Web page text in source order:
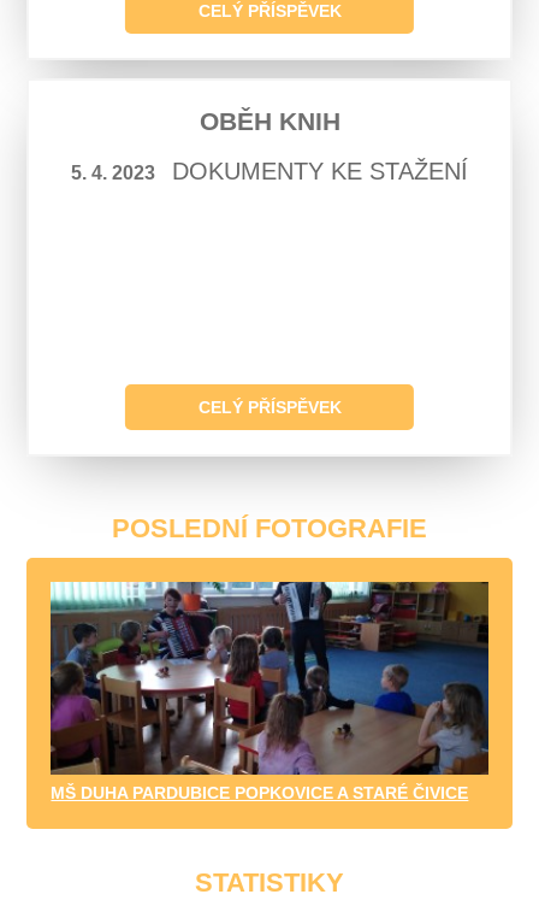
CELÝ PŘÍSPĚVEK
OBĚH KNIH
5. 4. 2023 DOKUMENTY KE STAŽENÍ
CELÝ PŘÍSPĚVEK
POSLEDNÍ FOTOGRAFIE
MŠ DUHA PARDUBICE POPKOVICE A STARÉ ČIVICE
STATISTIKY